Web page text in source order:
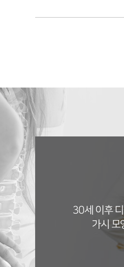
30세 이후
가시 모